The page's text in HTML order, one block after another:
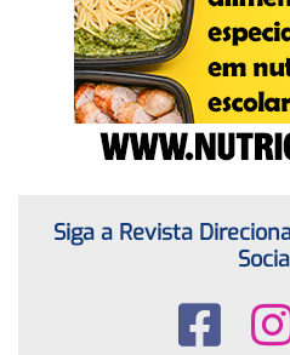
Siga a Revista